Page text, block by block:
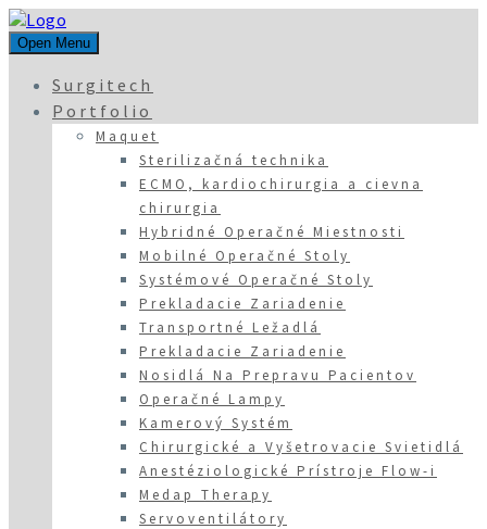
Open Menu
Surgitech
Portfolio
Maquet
Sterilizačná technika
ECMO, kardiochirurgia a cievna
chirurgia
Hybridné Operačné Miestnosti
Mobilné Operačné Stoly
Systémové Operačné Stoly
Prekladacie Zariadenie
Transportné Ležadlá
Prekladacie Zariadenie
Nosidlá Na Prepravu Pacientov
Operačné Lampy
Kamerový Systém
Chirurgické a Vyšetrovacie Svietidlá
Anestéziologické Prístroje Flow-i
Medap Therapy
Servoventilátory